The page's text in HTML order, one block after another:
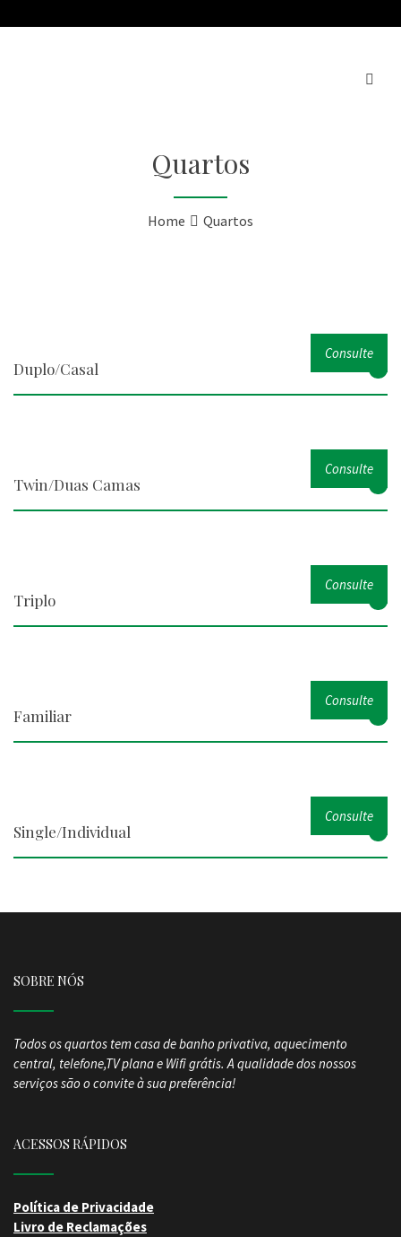
Quartos
Home Quartos
Consulte
Duplo/Casal
Consulte
Twin/Duas Camas
Consulte
Triplo
Consulte
Familiar
Consulte
Single/Individual
SOBRE NÓS
Todos os quartos tem casa de banho privativa, aquecimento
central, telefone,TV plana e Wifi grátis.A qualidade dos nossos
serviços são o convite à sua preferência!
ACESSOS RÁPIDOS
Política de Privacidade
Livro de Reclamações